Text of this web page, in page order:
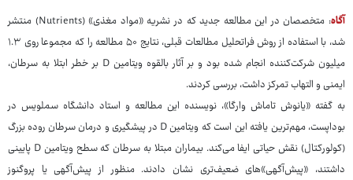
آگاه
: متخصصان در این مطالعه جدید که در نشریه «مواد مغذی» (Nutrients) منتشر
شد، با استفاده از روش فراتحلیل مطالعات قبلی، نتایج ۵۰ مطالعه را که مجموعا روی ۱.۳
میلیون شرکت‌کننده انجام شده بود و بر آثار بالقوه ویتامین D بر خطر ابتلا به سرطان،
ایمنی و التهاب تمرکز داشت، بررسی کردند.
به گفته «یانوش تاماش وارگا»، نویسنده این مطالعه و استاد دانشگاه سملویس در
بوداپست، مهم‌ترین یافته این است که ویتامین D در پیشگیری و درمان سرطان روده بزرگ
(کولورکتال) نقش حیاتی ایفا می‌کند. بیماران مبتلا به سرطان که سطح ویتامین D پایینی
داشتند، «پیش‌آگهی‌»های ضعیف‌تری نشان دادند. منظور از پیش‌آگهی یا پروگنوز